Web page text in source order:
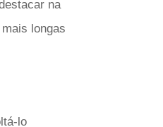
na
longas
lo